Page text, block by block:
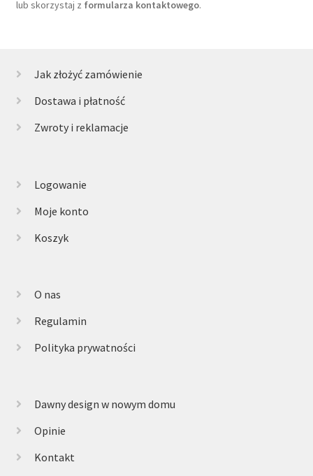
lub skorzystaj z formularza kontaktowego.
Jak złożyć zamówienie
Dostawa i płatność
Zwroty i reklamacje
Logowanie
Moje konto
Koszyk
O nas
Regulamin
Polityka prywatności
Dawny design w nowym domu
Opinie
Kontakt